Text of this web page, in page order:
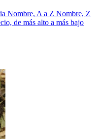
Nombre, A a Z Nombre, Z
de más alto a más bajo